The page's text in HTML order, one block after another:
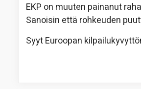
EKP on muuten painanut
Sanoisin että rohkeuden
Syyt Euroopan